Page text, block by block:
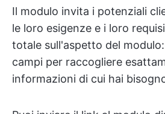
Il modulo invita i potenziali
le loro esigenze e i loro
totale sull'aspetto del
campi per raccogliere
informazioni di cui hai